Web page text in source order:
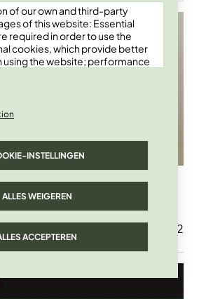
in ‘s werelds meest
01 Apr 2022
of our own and third-party
of this website: Essential
required in order to use the
cookies, which provide better
using the website; performance
and statistics; and marketing
used to display relevant
If you choose "ACCEPT
for the future at any time
INSTELLINGEN
ALLES WEIGEREN
ACCEPTEREN